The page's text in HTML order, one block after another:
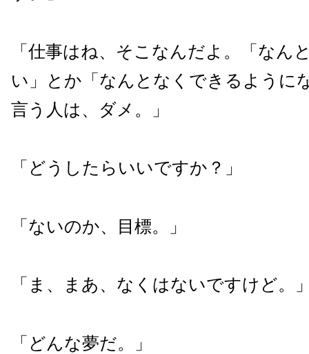
「仕事はね、そこなんだよ。「なん
い」とか「なんとなくできるように
言う人は、ダメ。」
「どうしたらいいですか？」
「ないのか、目標。」
「ま、まあ、なくはないですけど。
「どんな夢だ。」